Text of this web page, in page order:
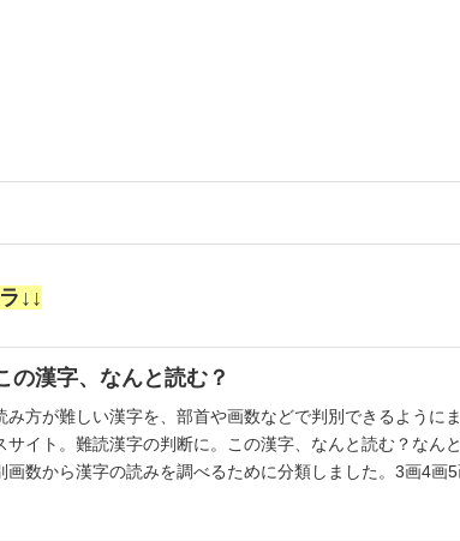
↓↓
の漢字、なんと読む？
み方が難しい漢字を、部首や画数などで判別できるように
サイト。難読漢字の判断に。この漢字、なんと読む？なん
画数から漢字の読みを調べるために分類しました。3画4画